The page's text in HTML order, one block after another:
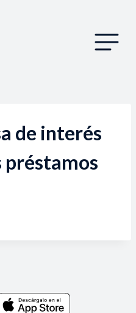
de interés
préstamos